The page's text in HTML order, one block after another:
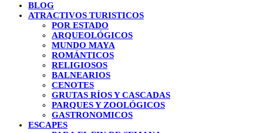
BLOG
ATRACTIVOS TURISTICOS
POR ESTADO
ARQUEOLÓGICOS
MUNDO MAYA
ROMÁNTICOS
RELIGIOSOS
BALNEARIOS
CENOTES
GRUTAS RÍOS Y CASCADAS
PARQUES Y ZOOLÓGICOS
GASTRONOMICOS
ESCAPES